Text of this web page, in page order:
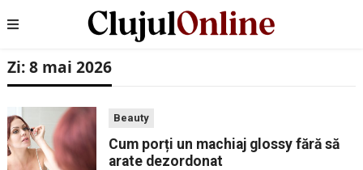
Zi:8 mai 2026
Beauty
Cum porți un machiaj glossy fără să
arate dezordonat